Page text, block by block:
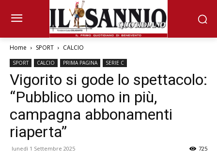
Home SPORT CALCIO
SPORT CALCIO PRIMA PAGINA SERIE C
Vigorito si gode lo spettacolo:
“Pubblico uomo in più,
campagna abbonamenti
riaperta”
lunedì 1 Settembre 2025 725